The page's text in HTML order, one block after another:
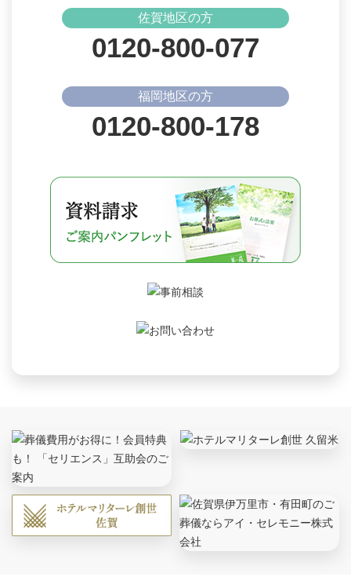
佐賀地区の方
0120-800-077
福岡地区の方
0120-800-178